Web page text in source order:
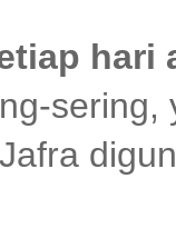
hari